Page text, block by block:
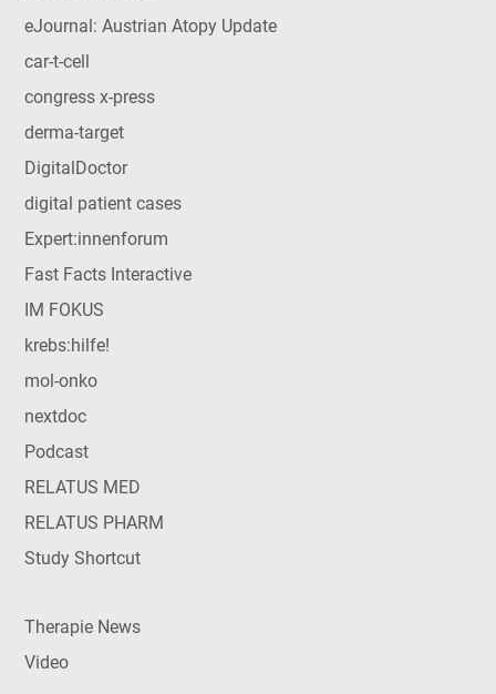
eJournal: Austrian Atopy Update
car-t-cell
congress x-press
derma-target
DigitalDoctor
digital patient cases
Expert:innenforum
Fast Facts Interactive
IM FOKUS
krebs:hilfe!
mol-onko
nextdoc
Podcast
RELATUS MED
RELATUS PHARM
Study Shortcut
Therapie News
Video